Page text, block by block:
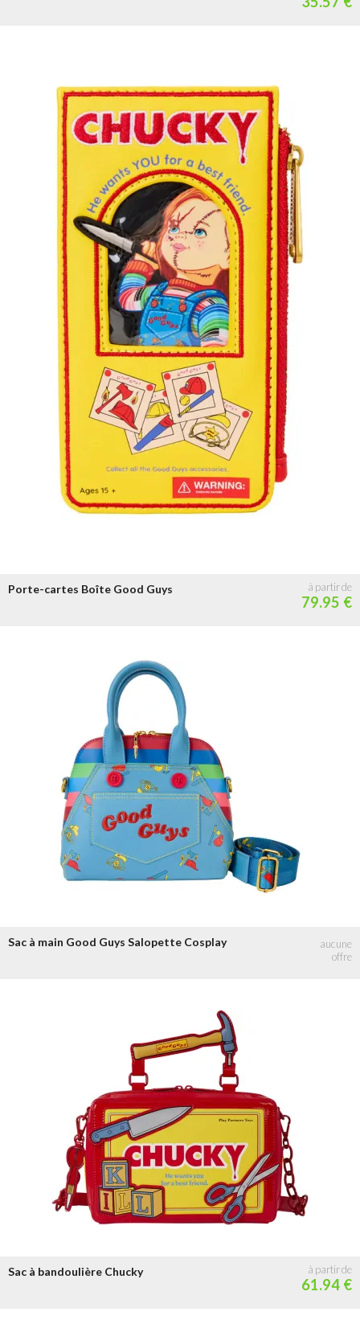
Porte-cartes Boîte Good Guys
79.95 €
Sac à main Good Guys Salopette Cosplay
Sac à bandoulière Chucky
61.94 €